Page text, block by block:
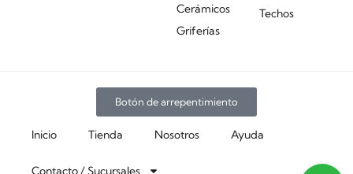
Cerámicos
Griferías
Techos
Botón de arrepentimiento
Inicio Tienda Nosotros Ayuda
Contacto / Sucursales